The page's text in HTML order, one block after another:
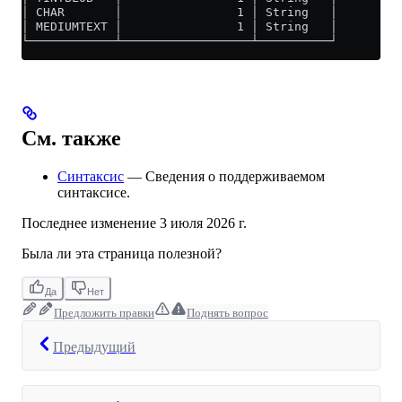
│ CHAR       │                1 │ String   │
│ MEDIUMTEXT │                1 │ String   │
└────────────┴──────────────────┴──────────┘
См. также
Синтаксис — Сведения о поддерживаемом
синтаксисе.
Последнее изменение 3 июля 2026 г.
Была ли эта страница полезной?
Да Нет
Предложить правки Поднять вопрос
Предыдущий